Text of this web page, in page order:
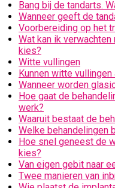
Bang bij de tandarts.
Wanneer geeft de
Voorbereiding op het
Wat kan ik
kies?
Witte vullingen
Kunnen witte
Wanneer worden
Hoe gaat de
werk?
Waaruit bestaat de
Welke behandelingen
Hoe snel geneest de
kies?
Van eigen gebit naar
Twee manieren van